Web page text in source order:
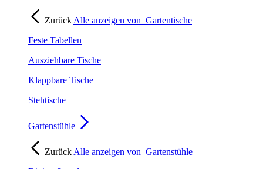
Zurück Alle anzeigen von Gartentische
Feste Tabellen
Ausziehbare Tische
Klappbare Tische
Stehtische
Gartenstühle
Zurück Alle anzeigen von Gartenstühle